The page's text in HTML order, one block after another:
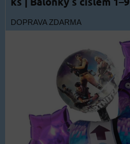
DOPRAVA ZDARMA